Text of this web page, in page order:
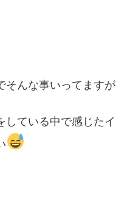
そんな事いってますが
している中で感じたイ